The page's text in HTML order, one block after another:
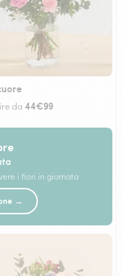
da 44€99
i fiori in giornata
→